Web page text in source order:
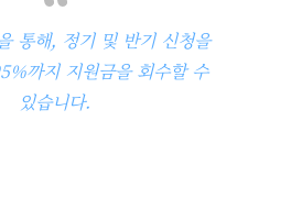
통해, 정기 및 반기 신청을
까지 지원금을 회수할 수
있습니다.